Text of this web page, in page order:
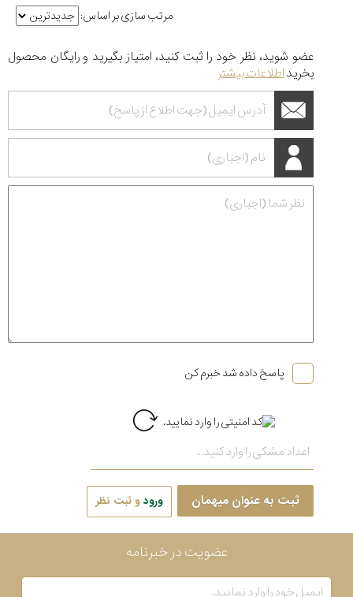
مرتب سازی بر اساس:
عضو شوید، نظر خود را ثبت کنید، امتیاز بگیرید و رایگان محصول
بخریداطلاعات بیشتر
پاسخ داده شد خبرم کن
ثبت به عنوان میهمان ورودو ثبت نظر
عضویت در خبرنامه